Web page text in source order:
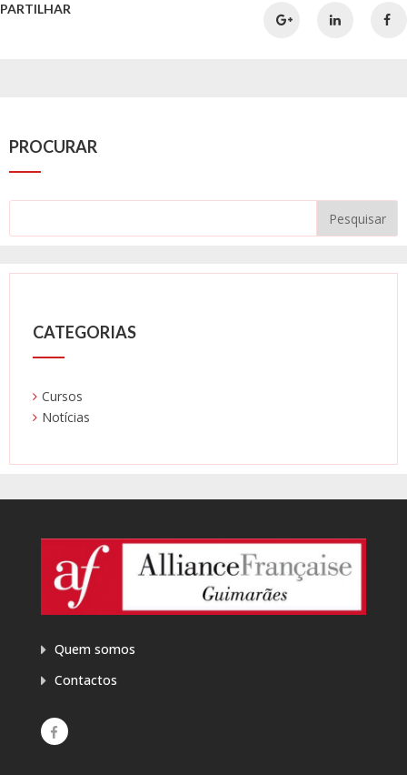
PARTILHAR
PROCURAR
CATEGORIAS
Cursos
Notícias
Quem somos
Contactos